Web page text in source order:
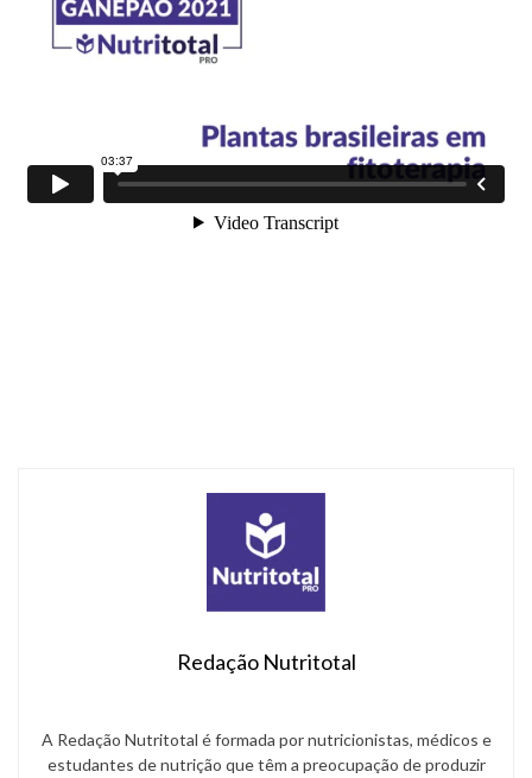
Redação Nutritotal
A Redação Nutritotal é formada por nutricionistas, médicos e
estudantes de nutrição que têm a preocupação de produzir